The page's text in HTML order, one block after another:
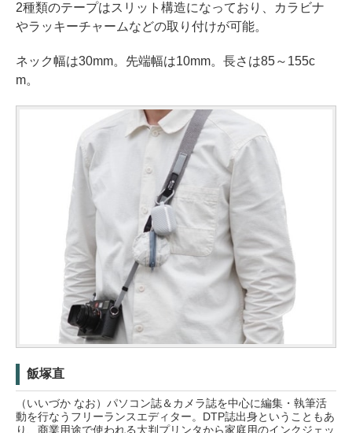
2種類のテープはスリット構造になっており、カラビナ
やラッキーチャームなどの取り付けが可能。
ネック幅は30mm。先端幅は10mm。長さは85～155c
m。
飯塚直
（いいづか なお）パソコン誌＆カメラ誌を中心に編集・執筆活
動を行なうフリーランスエディター。DTP誌出身ということもあ
り、商業用途で使われる大判プリンタから家庭用のインクジェッ